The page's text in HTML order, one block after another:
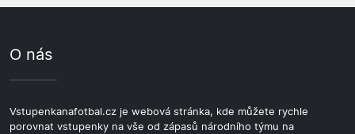
O nás
Vstupenkanafotbal.cz je webová stránka, kde můžete rychle
porovnat vstupenky na vše od zápasů národního týmu na